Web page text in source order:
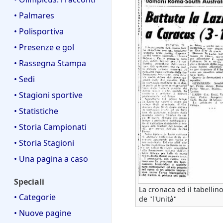
• Palmares
• Polisportiva
• Presenze e gol
• Rassegna Stampa
• Sedi
• Stagioni sportive
• Statistiche
• Storia Campionati
• Storia Stagioni
• Una pagina a caso
Speciali
• Categorie
• Nuove pagine
La cronaca ed il tabellino
de "l'Unità"